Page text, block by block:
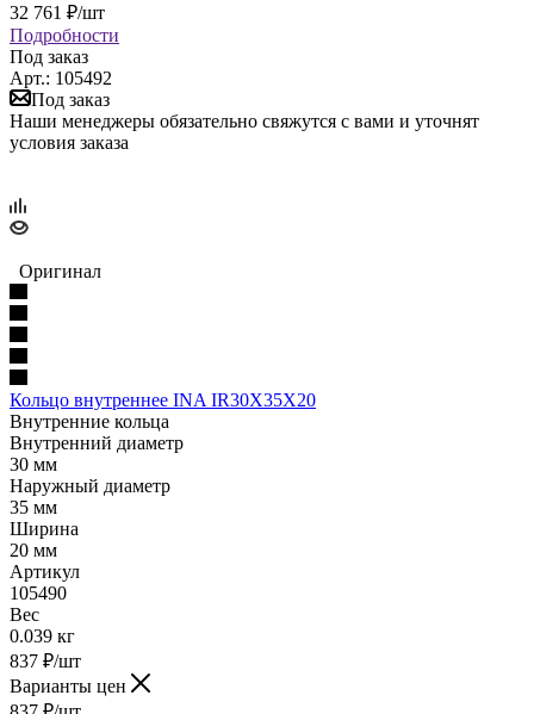
32 761 ₽/шт
Подробности
Под заказ
Арт.: 105492
Под заказ
Наши менеджеры обязательно свяжутся с вами и уточнят
условия заказа
Оригинал
Кольцо внутреннее INA IR30X35X20
Внутренние кольца
Внутренний диаметр
30 мм
Наружный диаметр
35 мм
Ширина
20 мм
Артикул
105490
Вес
0.039 кг
837 ₽/шт
Варианты цен